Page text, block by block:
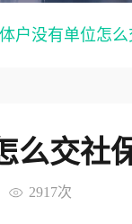
户没有单位怎
么交社
2917次